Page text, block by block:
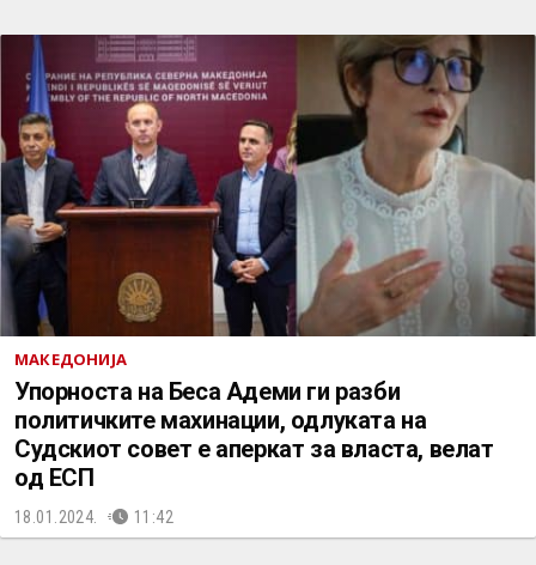
МАКЕДОНИЈА
Упорноста на Беса Адеми ги разби
политичките махинации, одлуката на
Судскиот совет е аперкат за власта, велат
од ЕСП
18.01.2024. 11:42